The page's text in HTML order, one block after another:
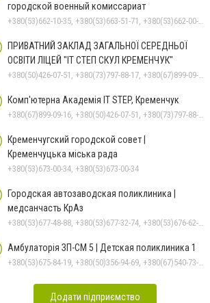
городской военный комиссариат
+380(53)662-10-35, +380(53)663-51-71, +380(53)662-00-54
ПРИВАТНИЙ ЗАКЛАД ЗАГАЛЬНОЇ СЕРЕДНЬОЇ
ОСВІТИ ЛІЦЕЙ "ІТ СТЕП СКУЛ КРЕМЕНЧУК"
+380(50)426-07-51, +380(73)797-88-17, +380(67)899-09-16
Комп'ютерна Академія IT STEP, Кременчук
+380(67)899-09-16, +380(50)426-07-51, +380(73)797-88-17
Кременчугский городской совет |
Кременчуцька міська рада
+380(53)673-00-34, +380(53)673-00-34
Городская автозаводская поликлиника |
медсанчасть КрАз
+380(53)677-48-88, +380(53)677-32-74, +380(53)676-62-99, +380536766187
Амбулаторія ЗП-СМ 5 | Детская поликлиника 1
+380(53)675-84-19, +380(50)356-94-69, +380(67)540-73-87
Додати підприємство